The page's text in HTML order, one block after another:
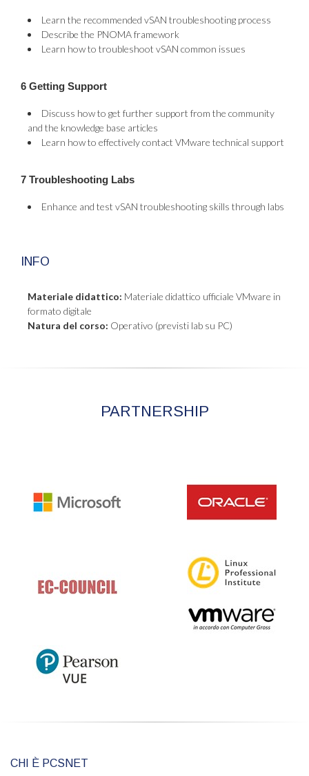
Learn the recommended vSAN troubleshooting process
Describe the PNOMA framework
Learn how to troubleshoot vSAN common issues
6 Getting Support
Discuss how to get further support from the community
and the knowledge base articles
Learn how to effectively contact VMware technical support
7 Troubleshooting Labs
Enhance and test vSAN troubleshooting skills through labs
INFO
Materiale didattico: Materiale didattico ufficiale VMware in
formato digitale
Natura del corso: Operativo (previsti lab su PC)
PARTNERSHIP
CHI È PCSNET